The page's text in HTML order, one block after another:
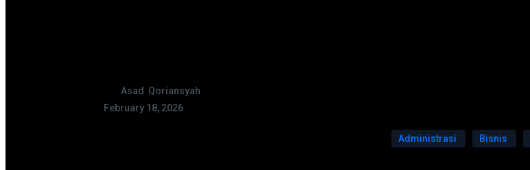
Asad Qoriansyah
February 18, 2026
Administrasi Bisnis